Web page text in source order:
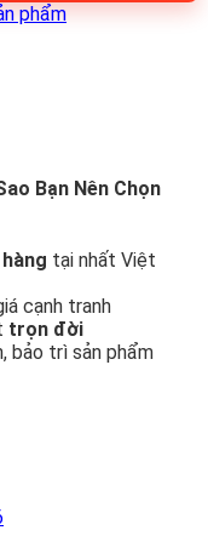
phẩm
Bạn Nên Chọn
tại nhất Việt
cạnh tranh
trọn đời
bảo trì sản phẩm